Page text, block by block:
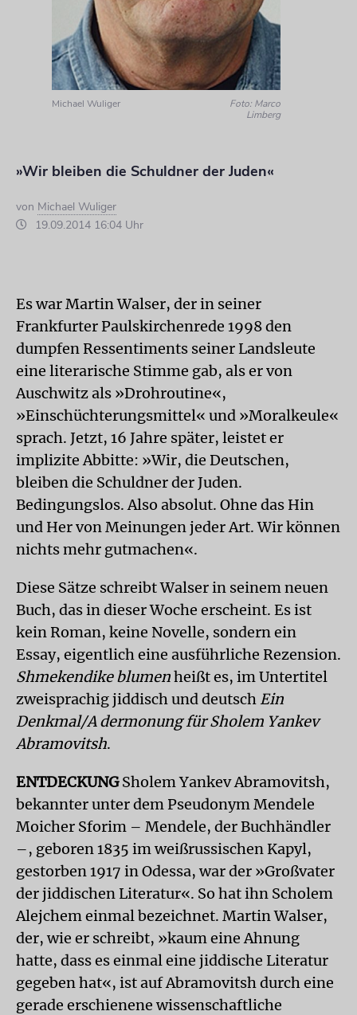
Michael Wuliger
Foto: Marco
Limberg
»Wir bleiben die Schuldner der Juden«
von Michael Wuliger
19.09.2014 16:04 Uhr
Es war Martin Walser, der in seiner
Frankfurter Paulskirchenrede 1998 den
dumpfen Ressentiments seiner Landsleute
eine literarische Stimme gab, als er von
Auschwitz als »Drohroutine«,
»Einschüchterungsmittel« und »Moralkeule«
sprach. Jetzt, 16 Jahre später, leistet er
implizite Abbitte: »Wir, die Deutschen,
bleiben die Schuldner der Juden.
Bedingungslos. Also absolut. Ohne das Hin
und Her von Meinungen jeder Art. Wir können
nichts mehr gutmachen«.
Diese Sätze schreibt Walser in seinem neuen
Buch, das in dieser Woche erscheint. Es ist
kein Roman, keine Novelle, sondern ein
Essay, eigentlich eine ausführliche Rezension.
Shmekendike blumenheißt es, im Untertitel
zweisprachig jiddisch und deutsch Ein
Denkmal/A dermonung für Sholem Yankev
Abramovitsh.
ENTDECKUNGSholem Yankev Abramovitsh,
bekannter unter dem Pseudonym Mendele
Moicher Sforim – Mendele, der Buchhändler
–, geboren 1835 im weißrussischen Kapyl,
gestorben 1917 in Odessa, war der »Großvater
der jiddischen Literatur«. So hat ihn Scholem
Alejchem einmal bezeichnet. Martin Walser,
der, wie er schreibt, »kaum eine Ahnung
hatte, dass es einmal eine jiddische Literatur
gegeben hat«, ist auf Abramovitsh durch eine
gerade erschienene wissenschaftliche